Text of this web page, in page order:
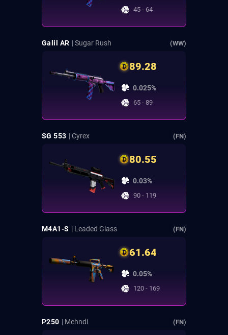
45 - 64
Galil AR | Sugar Rush (WW)
89.28
0.025%
65 - 89
SG 553 | Cyrex (FN)
80.55
0.03%
90 - 119
M4A1-S | Leaded Glass (FN)
61.64
0.05%
120 - 169
P250 | Mehndi (FN)